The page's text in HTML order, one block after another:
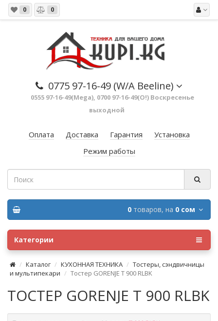
0 0
0775 97-16-49 (W/A Beeline)
0555 97-16-49(Mega), 0700 97-16-49(O!) Воскресенье
выходной
Оплата Доставка Гарантия
Установка
Режим работы
0 товаров, на 0 сом
Категории
Каталог КУХОННАЯ ТЕХНИКА
Тостеры, сэндвичницы
и мультипекари
Тостер GORENJE T 900 RLBK
ТОСТЕР GORENJE T 900 RLBK